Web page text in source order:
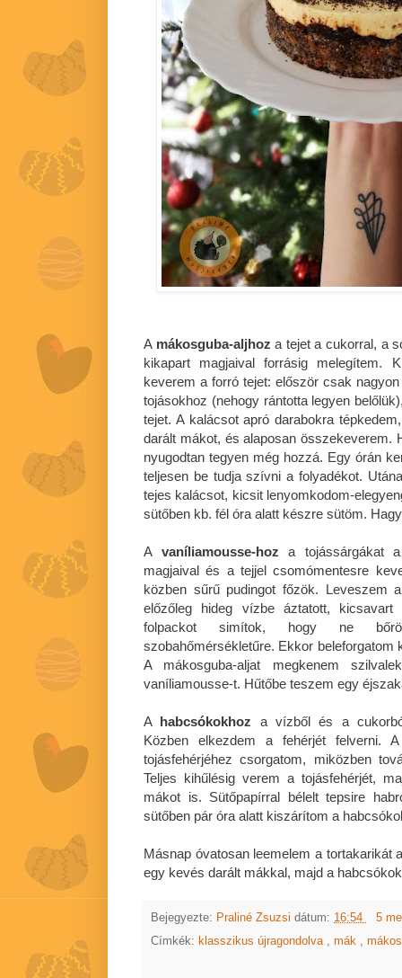
A mákosguba-aljhoz a tejet a cukorral, a
kikapart magjaival forrásig melegítem.
keverem a forró tejet: először csak
tojásokhoz (nehogy rántotta legyen
tejet. A kalácsot apró darabokra
darált mákot, és alaposan összekeverem.
nyugodtan tegyen még hozzá. Egy órán
teljesen be tudja szívni a folyadékot.
tejes kalácsot, kicsit lenyomkodom-
sütőben kb. fél óra alatt készre sütöm.
A vaníliamousse-hoz a tojássárgákat
magjaival és a tejjel csomómentesre
közben sűrű pudingot főzök. Leveszem
előzőleg hideg vízbe áztatott, kicsavart
folpackot simítok, hogy ne
szobahőmérsékletűre. Ekkor beleforgatom
A mákosguba-aljat megkenem
vaníliamousse-t. Hűtőbe teszem egy
A habcsókokhoz a vízből és a
Közben elkezdem a fehérjét felverni.
tojásfehérjéhez csorgatom, miközben
Teljes kihűlésig verem a tojásfehérjét,
mákot is. Sütőpapírral bélelt tepsire
sütőben pár óra alatt kiszárítom a
Másnap óvatosan leemelem a tortakarikát
egy kevés darált mákkal, majd a
Bejegyezte: Praliné Zsuzsi dátum: 16:54
5
Címkék: klasszikus újragondolva mák